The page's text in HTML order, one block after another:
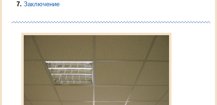
7 Заключение